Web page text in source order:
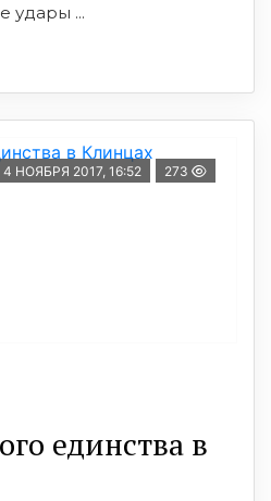
удары ...
4 НОЯБРЯ 2017, 16:52 273
единства в